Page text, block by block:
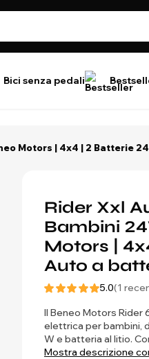
Bici senza pedali
Motors | 4x4 | 2 Batterie
Rider Xxl
Bambini
Motors |
Auto a
5.0(1
Il Beneo Motors Rider
elettrica per bambini,
W e batteria al litio.
Mostra descrizione